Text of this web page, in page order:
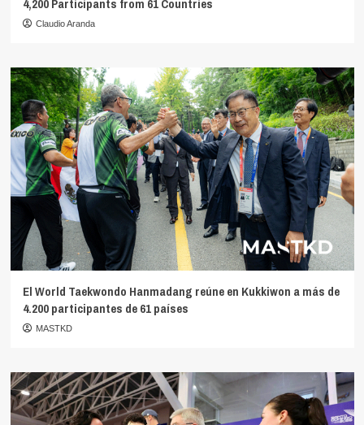
4,200 Participants from 61 Countries
Claudio Aranda
El World Taekwondo Hanmadang reúne en Kukkiwon a más de
4.200 participantes de 61 países
MASTKD